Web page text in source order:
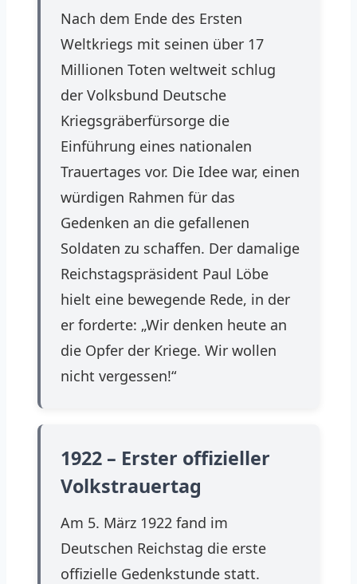
Nach dem Ende des Ersten
Weltkriegs mit seinen über 17
Millionen Toten weltweit schlug
der Volksbund Deutsche
Kriegsgräberfürsorge die
Einführung eines nationalen
Trauertages vor. Die Idee war, einen
würdigen Rahmen für das
Gedenken an die gefallenen
Soldaten zu schaffen. Der damalige
Reichstagspräsident Paul Löbe
hielt eine bewegende Rede, in der
er forderte: „Wir denken heute an
die Opfer der Kriege. Wir wollen
nicht vergessen!“
1922 – Erster offizieller
Volkstrauertag
Am 5. März 1922 fand im
Deutschen Reichstag die erste
offizielle Gedenkstunde statt.